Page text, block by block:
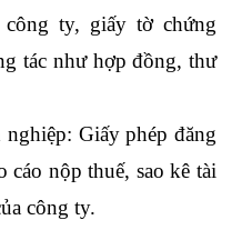
ty, giấy tờ chứng
tác như hợp đồng, thư
Giấy phép đăng
nộp thuế, sao kê tài
công ty.